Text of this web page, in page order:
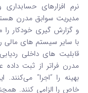
نرم‌ افزارهای
مدیریت سوابق مدرن
و گزارش‌ گیری خودکار را
با سایر سیستم‌ های مالی را
قابلیت‌ های داخلی
مدرن فراتر از ثبت
بهینه را “اجرا”
خاص را الزامی کنند.